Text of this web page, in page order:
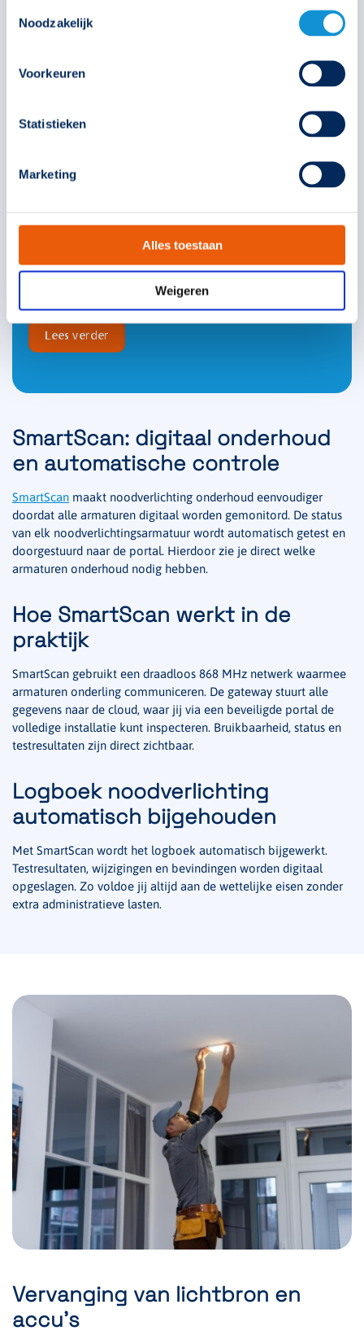
Noodzakelijk
Voorkeuren
Statistieken
Marketing
Alles toestaan
Weigeren
Noodverlichting beheersysteem
Meer weten over dit systeem?
Lees verder
SmartScan: digitaal onderhoud
en automatische controle
SmartScan maakt noodverlichting onderhoud eenvoudiger
doordat alle armaturen digitaal worden gemonitord. De status
van elk noodverlichtingsarmatuur wordt automatisch getest en
doorgestuurd naar de portal. Hierdoor zie je direct welke
armaturen onderhoud nodig hebben.
Hoe SmartScan werkt in de
praktijk
SmartScan gebruikt een draadloos 868 MHz netwerk waarmee
armaturen onderling communiceren. De gateway stuurt alle
gegevens naar de cloud, waar jij via een beveiligde portal de
volledige installatie kunt inspecteren. Bruikbaarheid, status en
testresultaten zijn direct zichtbaar.
Logboek noodverlichting
automatisch bijgehouden
Met SmartScan wordt het logboek automatisch bijgewerkt.
Testresultaten, wijzigingen en bevindingen worden digitaal
opgeslagen. Zo voldoe jij altijd aan de wettelijke eisen zonder
extra administratieve lasten.
Vervanging van lichtbron en
accu’s